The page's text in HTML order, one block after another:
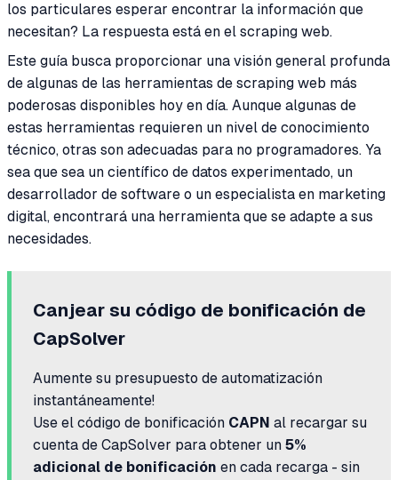
los particulares esperar encontrar la información que
necesitan? La respuesta está en el scraping web.
Este guía busca proporcionar una visión general profunda
de algunas de las herramientas de scraping web más
poderosas disponibles hoy en día. Aunque algunas de
estas herramientas requieren un nivel de conocimiento
técnico, otras son adecuadas para no programadores. Ya
sea que sea un científico de datos experimentado, un
desarrollador de software o un especialista en marketing
digital, encontrará una herramienta que se adapte a sus
necesidades.
Canjear su código de bonificación de
CapSolver
Aumente su presupuesto de automatización
instantáneamente!
Use el código de bonificación CAPN al recargar su
cuenta de CapSolver para obtener un 5%
adicional de bonificación en cada recarga - sin